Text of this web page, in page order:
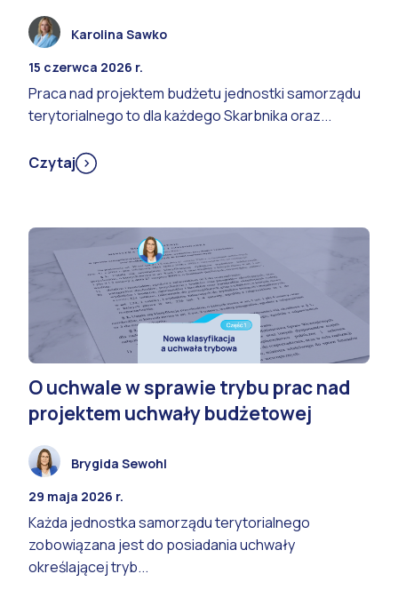
Karolina Sawko
15 czerwca 2026 r.
Praca nad projektem budżetu jednostki samorządu
terytorialnego to dla każdego Skarbnika oraz...
Czytaj
O uchwale w sprawie trybu prac nad
projektem uchwały budżetowej
Brygida Sewohl
29 maja 2026 r.
Każda jednostka samorządu terytorialnego
zobowiązana jest do posiadania uchwały
określającej tryb...